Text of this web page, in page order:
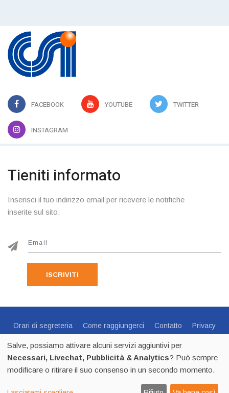
FACEBOOK YOUTUBE TWITTER
INSTAGRAM
Tieniti informato
Inserisci il tuo indirizzo email per ricevere le notifiche
inserite sul sito.
ISCRIVITI
Orari di segreteria Come raggiungerci Contatto
Privacy
Centro Sportivo Italiano Comitato di Trento - via C.Endrici, 20
Trento -0461 1821695- CF 80018840225 - p.iva 02518100223
2026CSI Trento - Tutti i diritti riservatiby Thecma.net
Salve, possiamo attivare alcuni servizi aggiuntivi per
Necessari, Livechat, Pubblicità & Analytics? Può sempre
modificare o ritirare il suo consenso in un secondo momento.